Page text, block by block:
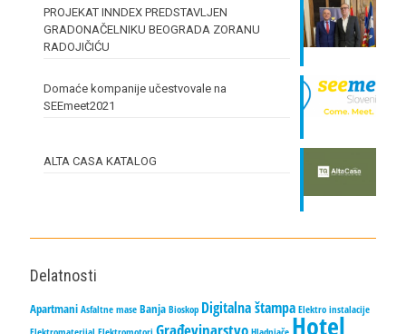
PROJEKAT INNDEX PREDSTAVLJEN
GRADONAČELNIKU BEOGRADA ZORANU
RADOJIČIĆU
Domaće kompanije učestvovale na
SEEmeet2021
ALTA CASA KATALOG
Delatnosti
Apartmani Asfaltne mase Banja Bioskop Digitalna štampa Elektro instalacije
Građevinarstvo Hotel